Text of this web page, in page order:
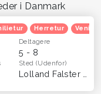
i Danmark
Herretur
Deltagere
5 - 8
Sted(Udenfor)